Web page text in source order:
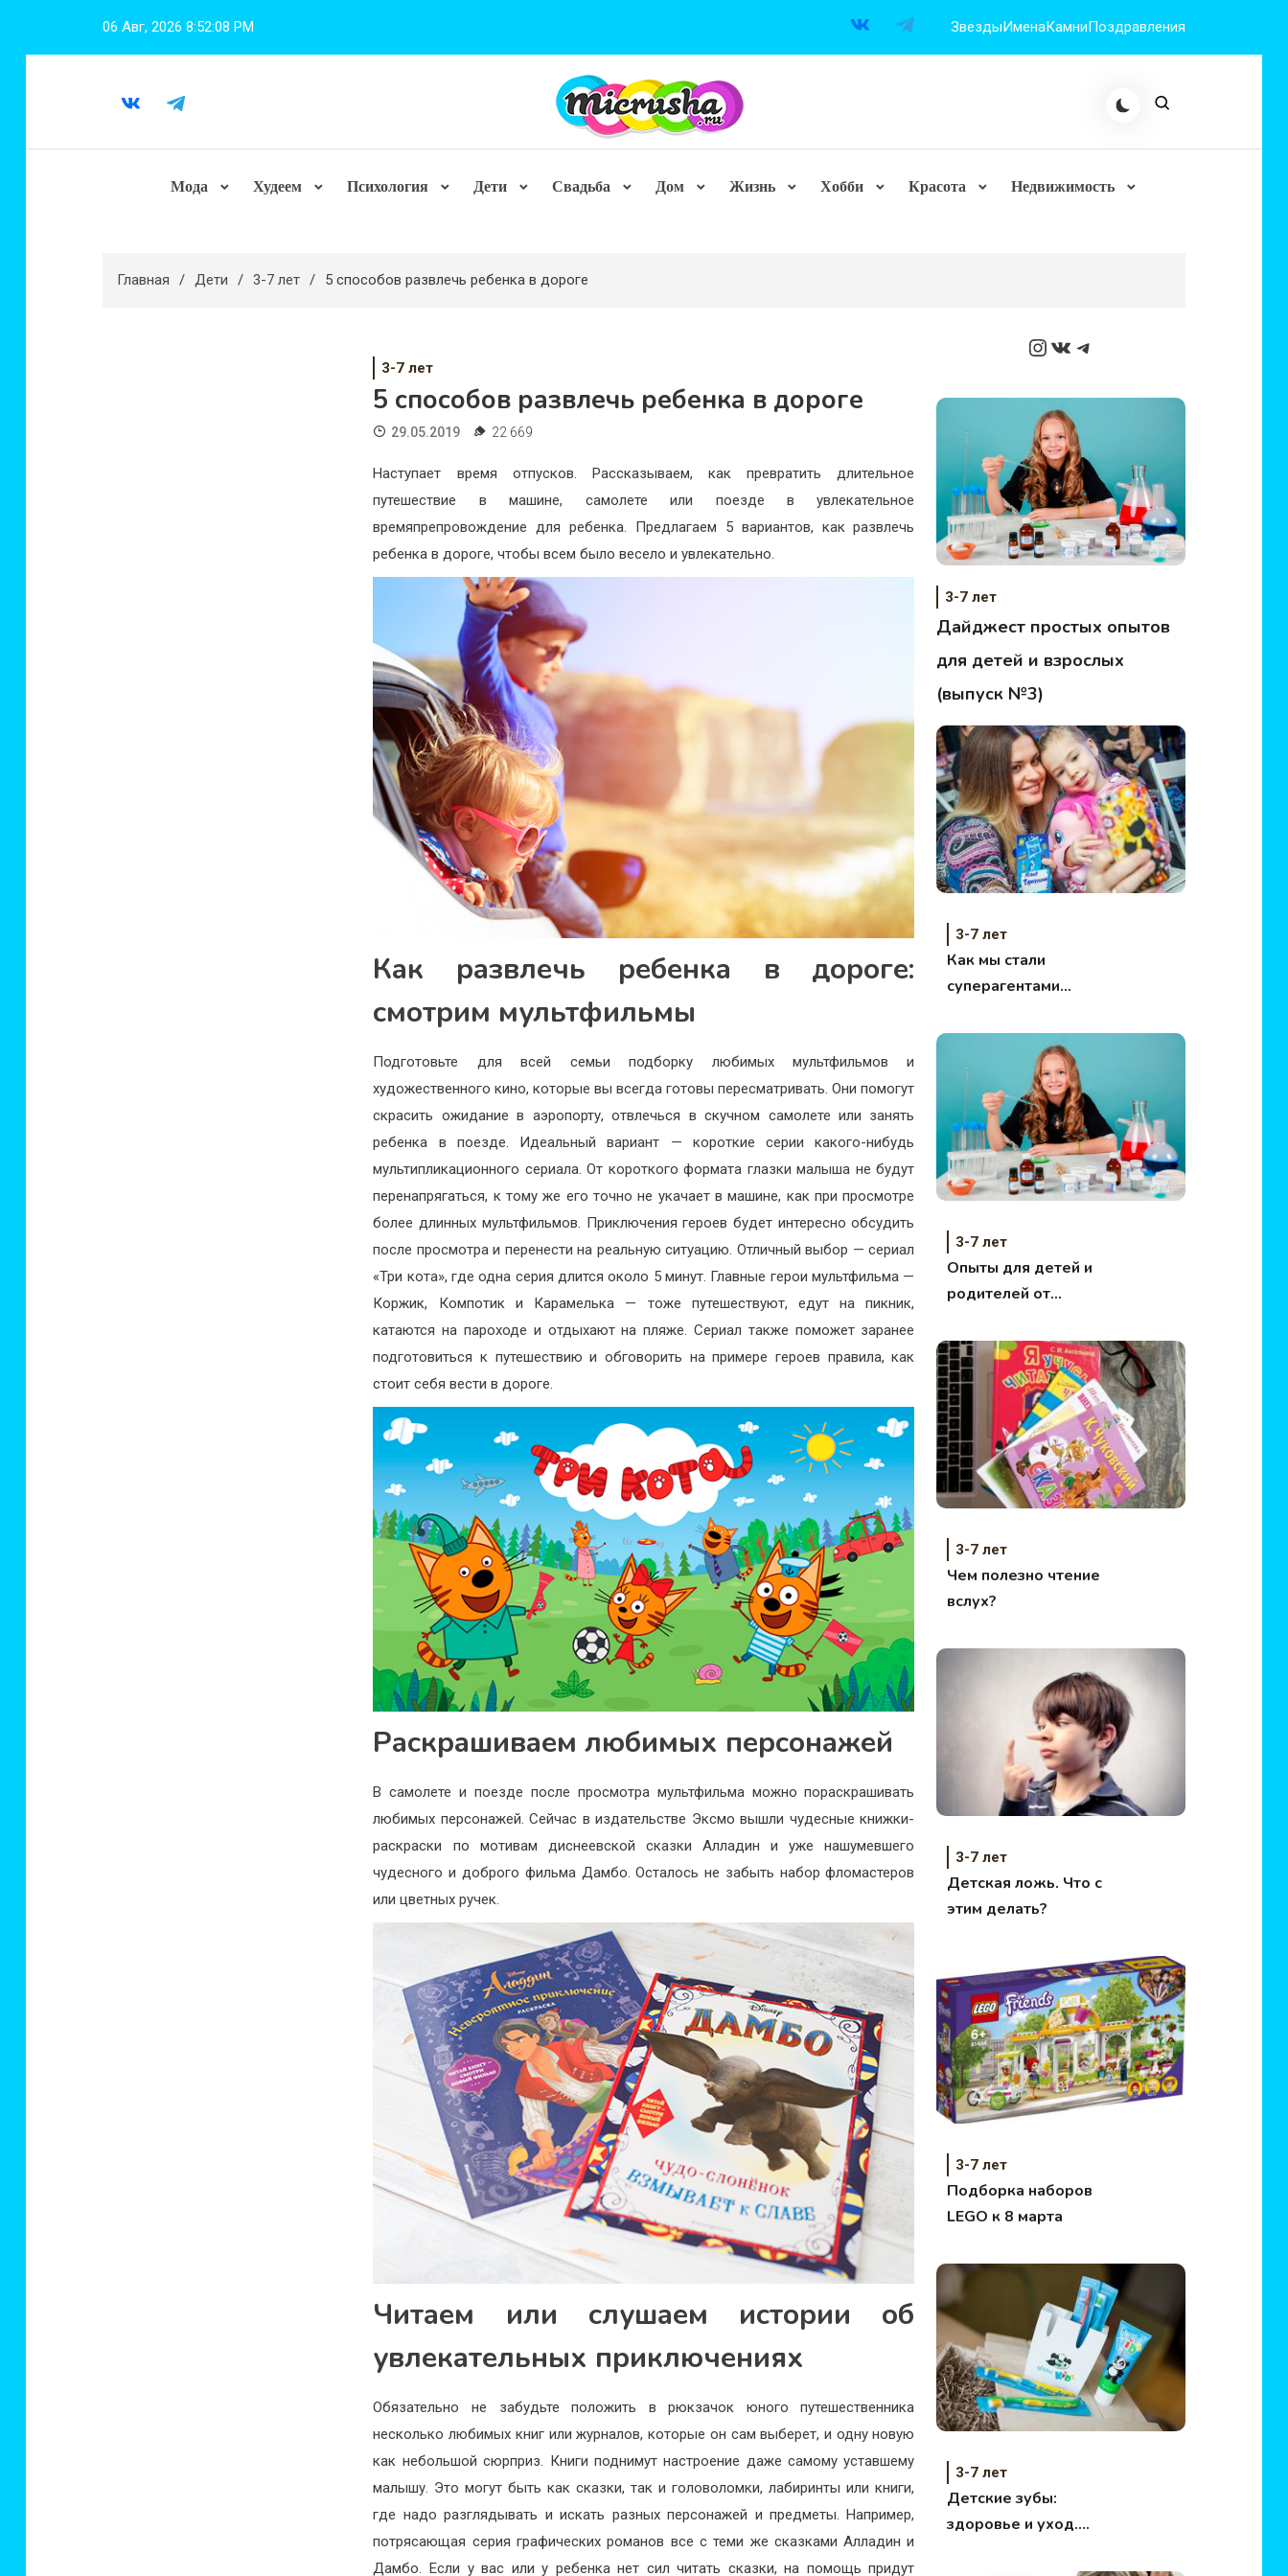
06 Авг, 2026 8:52:09 PM ЗвездыИменаКамниПоздравления
Мода Худеем Психология Дети Свадьба Дом Жизнь Хобби Красота Недвижимость
Главная Дети 3-7 лет 5 способов развлечь ребенка в дороге
3-7 лет
5 способов развлечь ребенка в дороге
29.05.2019 22 669
Наступает время отпусков. Рассказываем, как превратить длительное
путешествие в машине, самолете или поезде в увлекательное
времяпрепровождение для ребенка. Предлагаем 5 вариантов, как развлечь
ребенка в дороге, чтобы всем было весело и увлекательно.
Как развлечь ребенка в дороге:
смотрим мультфильмы
Подготовьте для всей семьи подборку любимых мультфильмов и
художественного кино, которые вы всегда готовы пересматривать. Они помогут
скрасить ожидание в аэропорту, отвлечься в скучном самолете или занять
ребенка в поезде. Идеальный вариант — короткие серии какого-нибудь
мультипликационного сериала. От короткого формата глазки малыша не будут
перенапрягаться, к тому же его точно не укачает в машине, как при просмотре
более длинных мультфильмов. Приключения героев будет интересно обсудить
после просмотра и перенести на реальную ситуацию. Отличный выбор — сериал
«Три кота», где одна серия длится около 5 минут. Главные герои мультфильма —
Коржик, Компотик и Карамелька — тоже путешествуют, едут на пикник,
катаются на пароходе и отдыхают на пляже. Сериал также поможет заранее
подготовиться к путешествию и обговорить на примере героев правила, как
стоит себя вести в дороге.
Раскрашиваем любимых персонажей
В самолете и поезде после просмотра мультфильма можно пораскрашивать
любимых персонажей. Сейчас в издательстве Эксмо вышли чудесные книжки-
раскраски по мотивам диснеевской сказки Алладин и уже нашумевшего
чудесного и доброго фильма Дамбо. Осталось не забыть набор фломастеров
или цветных ручек.
Читаем или слушаем истории об
увлекательных приключениях
Обязательно не забудьте положить в рюкзачок юного путешественника
несколько любимых книг или журналов, которые он сам выберет, и одну новую
как небольшой сюрприз. Книги поднимут настроение даже самому уставшему
малышу. Это могут быть как сказки, так и головоломки, лабиринты или книги,
где надо разглядывать и искать разных персонажей и предметы. Например,
потрясающая серия графических романов все с теми же сказками Алладин и
Дамбо. Если у вас или у ребенка нет сил читать сказки, на помощь придут
Instagram
ВКонтакте
Telegram
3-7 лет
Дайджест простых опытов
для детей и взрослых
(выпуск №3)
3-7 лет
Как мы стали
суперагентами
3-7 лет
Опыты для детей и
родителей от
(дайджест №4)
3-7 лет
Чем полезно чтение
вслух?
3-7 лет
Детская ложь. Что с
этим делать?
3-7 лет
Подборка наборов
LEGO к 8 марта
3-7 лет
Детские зубы:
здоровье и уход.